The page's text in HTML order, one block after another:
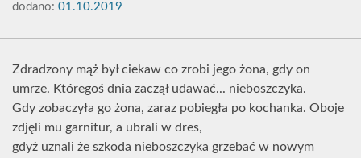
dodano: 01.10.2019
Zdradzony mąż był ciekaw co zrobi jego żona, gdy on
umrze. Któregoś dnia zaczął udawać... nieboszczyka.
Gdy zobaczyła go żona, zaraz pobiegła po kochanka. Oboje
zdjęli mu garnitur, a ubrali w dres,
gdyż uznali że szkoda nieboszczyka grzebać w nowym